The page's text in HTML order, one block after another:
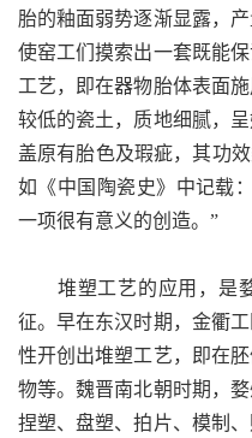
胎的釉面弱势逐渐显露，
使窑工们摸索出一套既能
工艺，即在器物胎体表面
较低的瓷土，质地细腻，
盖原有胎色及瑕疵，其功
如《中国陶瓷史》中记载
一项很有意义的创造。”
堆塑工艺的应用，是婺
征。早在东汉时期，金衢
性开创出堆塑工艺，即在
物等。魏晋南北朝时期，
捏塑、盘塑、拍片、模制